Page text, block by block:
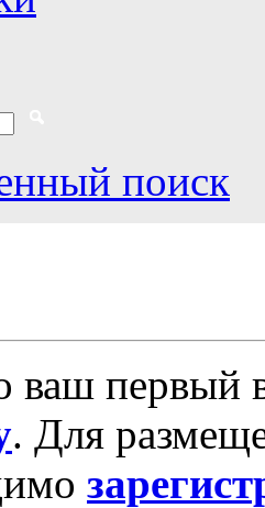
поиск
ваш первый
. Для